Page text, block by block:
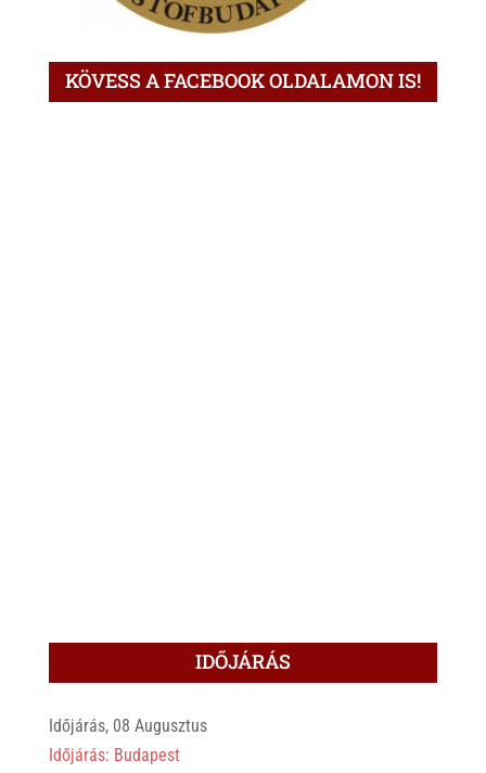
KÖVESS A FACEBOOK OLDALAMON IS!
IDŐJÁRÁS
Időjárás, 08 Augusztus
Időjárás: Budapest